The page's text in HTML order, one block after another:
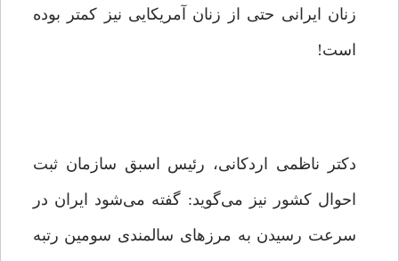
زنان ایرانی حتی از زنان آمریکایی نیز کمتر بوده
است!
دکتر ناظمی اردکانی، رئیس اسبق سازمان ثبت
احوال کشور نیز می‌گوید: گفته می‌شود ایران در
سرعت رسیدن به مرزهای سالمندی سومین رتبه‌